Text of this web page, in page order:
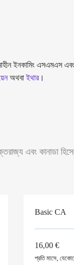
ইনকামিং
অথবাইথার।
এবং কানাডা
Basic CA
16,00 €
প্রতি মাসে,